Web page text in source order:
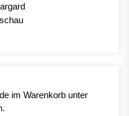
im Warenkorb unter